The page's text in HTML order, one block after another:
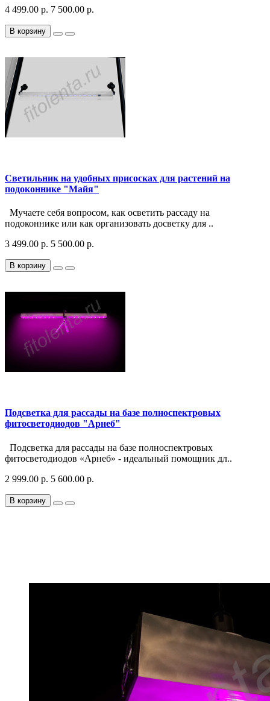
4 499.00 р. 7 500.00 р.
В корзину
Светильник на удобных присосках для растений на
подоконнике "Майя"
Мучаете себя вопросом, как осветить рассаду на
подоконнике или как организовать досветку для ..
3 499.00 р. 5 500.00 р.
В корзину
Подсветка для рассады на базе полноспектровых
фитосветодиодов "Арнеб"
Подсветка для рассады на базе полноспектровых
фитосветодиодов «Арнеб» - идеальный помощник дл..
2 999.00 р. 5 600.00 р.
В корзину